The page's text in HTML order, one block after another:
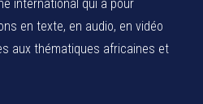
international qui a pour
en texte, en audio, en vidéo
aux thématiques africaines et